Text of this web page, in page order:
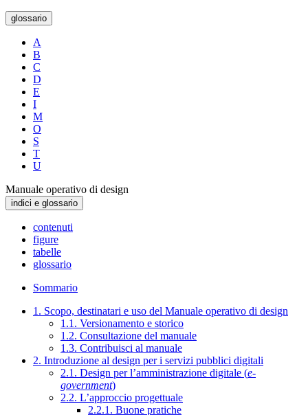
glossario
A
B
C
D
E
I
M
O
S
T
U
Manuale operativo di design
indici e glossario
contenuti
figure
tabelle
glossario
Sommario
1. Scopo, destinatari e uso del Manuale operativo di design
1.1. Versionamento e storico
1.2. Consultazione del manuale
1.3. Contribuisci al manuale
2. Introduzione al design per i servizi pubblici digitali
2.1. Design per l’amministrazione digitale (e-
government)
2.2. L’approccio progettuale
2.2.1. Buone pratiche